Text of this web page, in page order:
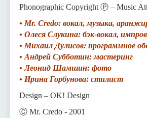
Phonographic Copyright Ⓟ – Music
• Mr. Credo: вокал, музыка,
• Олеся Слукина: бэк-вокал,
• Михаил Дулисов: программное
• Андрей Субботин: мастеринг
• Леонид Шамшин: фото
• Ирина Горбунова: стилист
Design – OK! Design
Ⓒ Mr. Credo - 2001